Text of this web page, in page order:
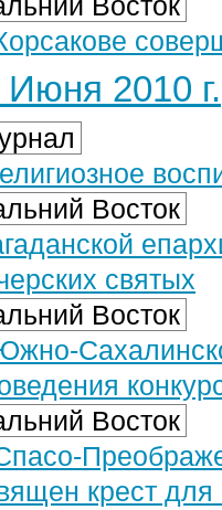
Июня 2010 г.
Восток
святых
Восток
Восток
крест для